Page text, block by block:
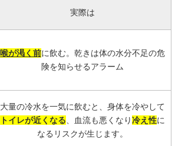
実際は
喉が渇く前に飲む。乾きは体の水分不足の危
険を知らせるアラーム
大量の冷水を一気に飲むと、身体を冷やして
トイレが近くなる 、血流も悪くなり冷え性に
なるリスクが生じます。